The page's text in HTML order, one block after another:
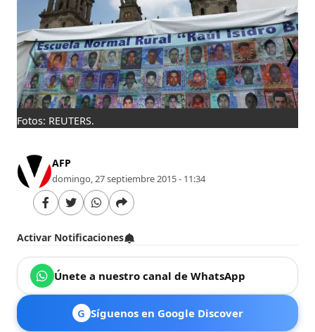
Fotos: REUTERS.
AFP
domingo, 27 septiembre 2015 - 11:34
Activar Notificaciones
Únete a nuestro canal de WhatsApp
G Síguenos en Google Discover